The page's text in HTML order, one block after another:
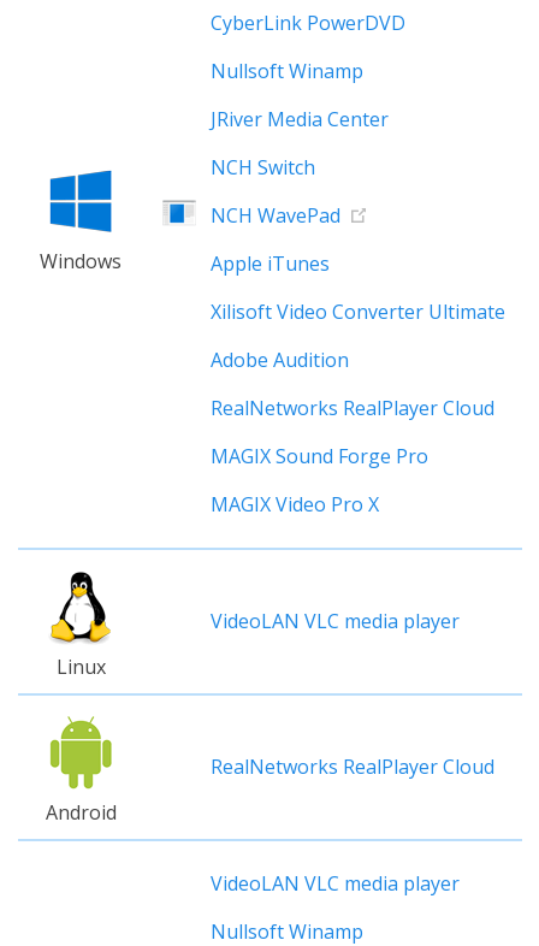
Windows
CyberLink PowerDVD
Nullsoft Winamp
JRiver Media Center
NCH Switch
NCH WavePad
Apple iTunes
Xilisoft Video Converter Ultimate
Adobe Audition
RealNetworks RealPlayer Cloud
MAGIX Sound Forge Pro
MAGIX Video Pro X
Linux
VideoLAN VLC media player
Android
RealNetworks RealPlayer Cloud
VideoLAN VLC media player
Nullsoft Winamp